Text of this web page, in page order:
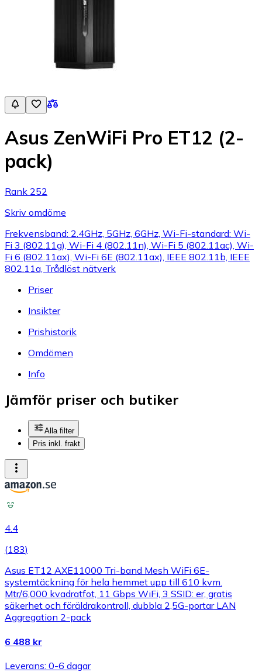
Asus ZenWiFi Pro ET12 (2-
pack)
Rank 252
Skriv omdöme
Frekvensband: 2.4GHz, 5GHz, 6GHz, Wi-Fi-standard: Wi-
Fi 3 (802.11g), Wi-Fi 4 (802.11n), Wi-Fi 5 (802.11ac), Wi-
Fi 6 (802.11ax), Wi-Fi 6E (802.11ax), IEEE 802.11b, IEEE
802.11a, Trådlöst nätverk
Priser
Insikter
Prishistorik
Omdömen
Info
Jämför priser och butiker
Alla filter
Pris inkl. frakt
4.4
(183)
Asus ET12 AXE11000 Tri-band Mesh WiFi 6E-
systemtäckning för hela hemmet upp till 610 kvm.
Mtr/6,000 kvadratfot, 11 Gbps WiFi, 3 SSID: er, gratis
säkerhet och föräldrakontroll, dubbla 2,5G-portar LAN
Aggregation 2-pack
6 488 kr
Leverans: 0-6 dagar